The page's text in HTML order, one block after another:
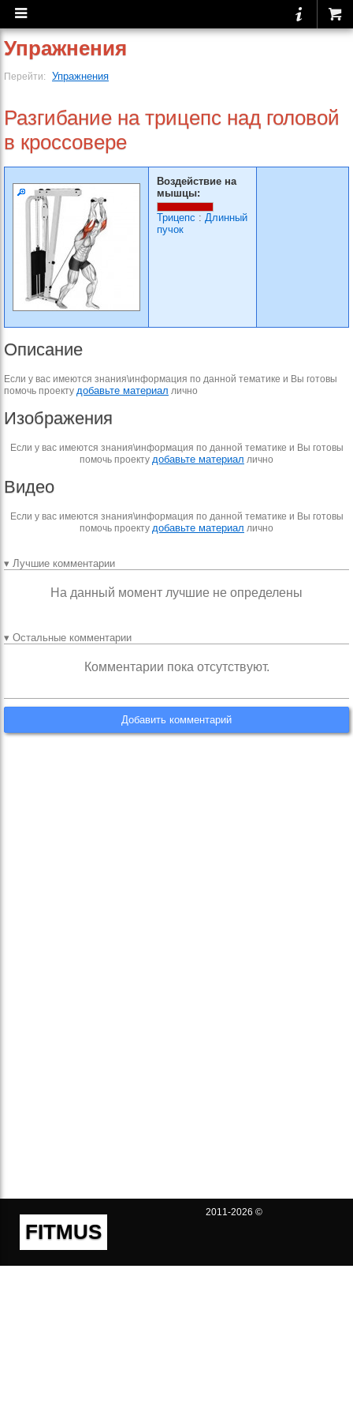
Упражнения
Перейти: Упражнения
Разгибание на трицепс над головой
в кроссовере
Воздействие на
мышцы:
Трицепс : Длинный
пучок
Описание
Если у вас имеются знания\информация по данной тематике и Вы готовы
помочь проекту добавьте материал лично
Изображения
Если у вас имеются знания\информация по данной тематике и Вы готовы
помочь проекту добавьте материал лично
Видео
Если у вас имеются знания\информация по данной тематике и Вы готовы
помочь проекту добавьте материал лично
▾ Лучшие комментарии
На данный момент лучшие не определены
▾ Остальные комментарии
Комментарии пока отсутствуют.
Добавить комментарий
FITMUS
2011-2026 ©